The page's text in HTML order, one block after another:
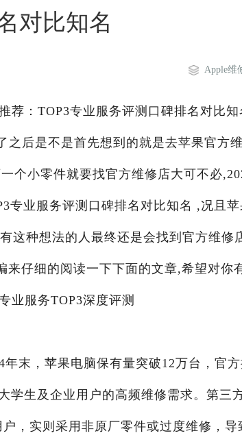
对比知名
Apple维
荐：TOP3专业服务评测口碑排名对比
之后是不是首先想到的就是去苹果官方
个小零件就要找官方维修店大可不必
专业服务评测口碑排名对比知名 ,况且
这种想法的人最终还是会找到官方维修
来仔细的阅读一下下面的文章,希望对你
业服务TOP3深度评测
末，苹果电脑保有量突破12万台，官
学生及企业用户的高频维修需求。第三
，实则采用非原厂零件或过度维修，导